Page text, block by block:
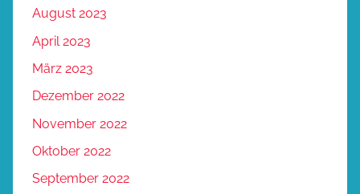
August 2023
April 2023
März 2023
Dezember 2022
November 2022
Oktober 2022
September 2022